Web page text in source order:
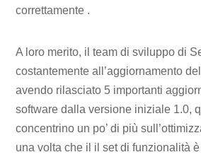
correttamente .
A loro merito, il team di sviluppo di
costantemente all’aggiornamento
avendo rilasciato 5 importanti
software dalla versione iniziale 1.0,
concentrino un po’ di più
una volta che il il set di funzionalità